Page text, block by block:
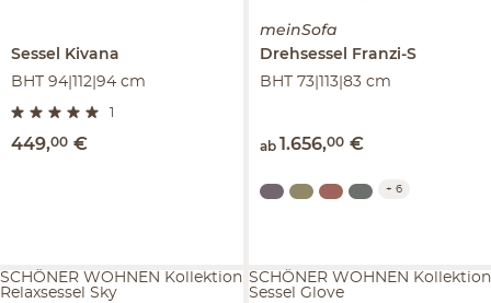
Sessel
Kivana
BHT 94|112|94 cm
1
449,00 €
meinSofa
Drehsessel
Franzi-S
BHT 73|113|83 cm
ab 1.656,00 €
+ 6
SCHÖNER WOHNEN Kollektion
Relaxsessel Sky
SCHÖNER WOHNEN Kollektion
Sessel Glove